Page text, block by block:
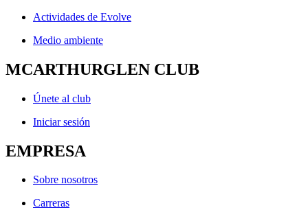
Actividades de Evolve
Medio ambiente
MCARTHURGLEN CLUB
Únete al club
Iniciar sesión
EMPRESA
Sobre nosotros
Carreras